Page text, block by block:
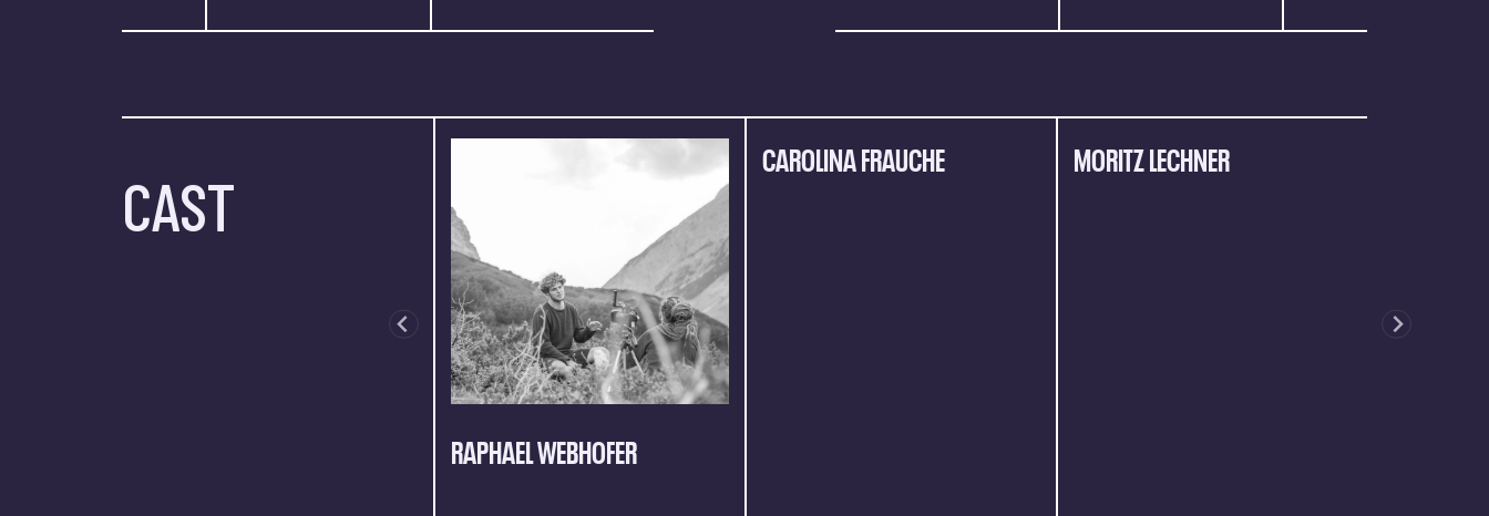
CAST
RAPHAEL WEBHOFER
CAROLINA FRAUCHE MORITZ LECHNER